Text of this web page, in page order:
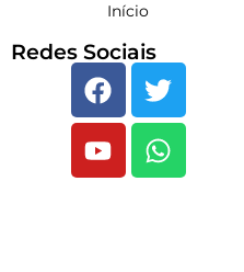
Início
Redes Sociais